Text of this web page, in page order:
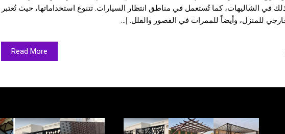
في الشاليهات، كما تُستعمل في مناطق انتظار السيارات. تتنوع استخداماتها، حيث تُعتبر
للمنزل، وأيضاً للممرات في القصور والفلل. إ...
Read More